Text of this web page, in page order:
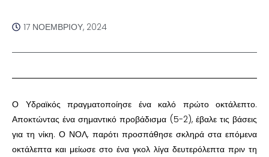
17 ΝΟΕΜΒΡΊΟΥ, 2024
Ο Υδραϊκός πραγματοποίησε ένα καλό πρώτο οκτάλεπτο.
Αποκτώντας ένα σημαντικό προβάδισμα (5-2), έβαλε τις βάσεις
για τη νίκη. Ο ΝΟΛ, παρότι προσπάθησε σκληρά στα επόμενα
οκτάλεπτα και μείωσε στο ένα γκολ λίγα δευτερόλεπτα πριν τη